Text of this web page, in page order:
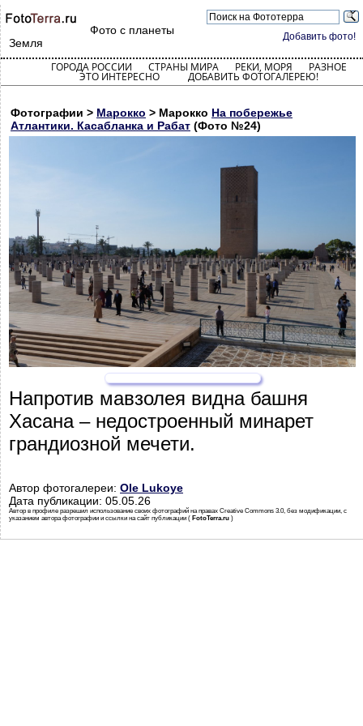
Добавить фото!
Фото с планеты
Земля
ГОРОДА РОССИИ СТРАНЫ МИРА РЕКИ, МОРЯ РАЗНОЕ
ЭТО ИНТЕРЕСНО ДОБАВИТЬ ФОТОГАЛЕРЕЮ!
Фотографии > Марокко > Марокко На побережье
Атлантики. Касабланка и Рабат (Фото №24)
Напротив мавзолея видна башня
Хасана – недостроенный минарет
грандиозной мечети.
Автор фотогалереи: Ole Lukoye
Дата публикации: 05.05.26
Автор в профиле разрешил использование своих фотографий на правах Creative Commons 3.0, без модификации, с
указанием автора фотографии и ссылки на сайт публикации ( FotoTerra.ru )